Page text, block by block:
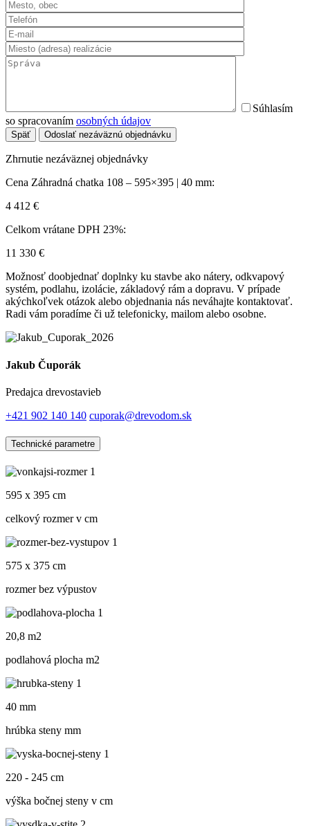
Súhlasím
so spracovaním osobných údajov
Späť Odoslať nezáväznú objednávku
Zhrnutie nezáväznej objednávky
Cena Záhradná chatka 108 – 595×395 | 40 mm:
4 412 €
Celkom vrátane DPH 23%:
11 330 €
Možnosť doobjednať doplnky ku stavbe ako nátery, odkvapový
systém, podlahu, izolácie, základový rám a dopravu. V prípade
akýchkoľvek otázok alebo objednania nás neváhajte kontaktovať.
Radi vám poradíme či už telefonicky, mailom alebo osobne.
Jakub Čuporák
Predajca drevostavieb
+421 902 140 140 cuporak@drevodom.sk
Technické parametre
595 x 395 cm
celkový rozmer v cm
575 x 375 cm
rozmer bez výpustov
20,8 m2
podlahová plocha m2
40 mm
hrúbka steny mm
220 - 245 cm
výška bočnej steny v cm